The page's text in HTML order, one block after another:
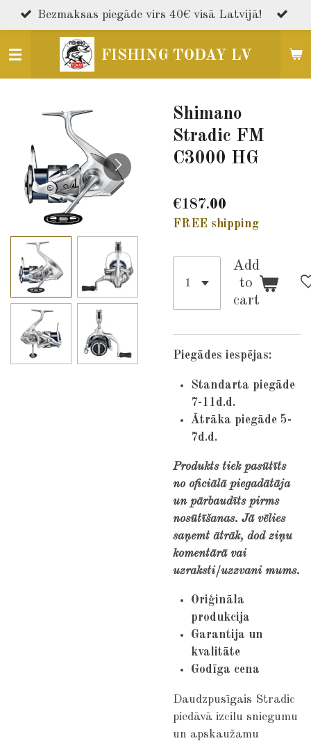
Skip
to
main
FISHING TODAY LV
Bezmaksas piegāde virs 40€ visā Latvijā!
Shimano
Stradic FM
C3000 HG
€187.00
FREE shipping
Add
to
cart
Piegādes iespējas:
Standarta piegāde
7-11d.d.
Ātrāka piegāde 5-
7d.d.
Produkts tiek pasūtīts
no oficiālā piegadātāja
un pārbaudīts pirms
nosūtīšanas. Jā vēlies
saņemt ātrāk, dod ziņu
komentārā vai
uzraksti/uzzvani mums.
Oriģināla
produkcija
Garantija un
kvalitāte
Godīga cena
Daudzpusīgais Stradic
piedāvā izcilu sniegumu
un apskaužamu